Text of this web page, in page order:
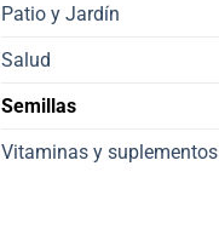
Patio y Jardín
Salud
Semillas
Vitaminas y suplementos